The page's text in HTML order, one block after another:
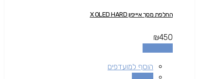
החלפת מסך איייפון X OLED HARD
₪450
הוסף למועדפים